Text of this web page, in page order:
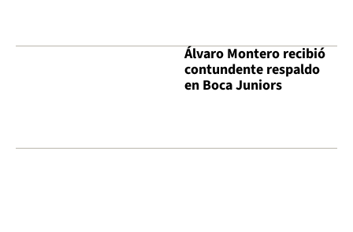
Álvaro Montero recibió
contundente respaldo
en Boca Juniors